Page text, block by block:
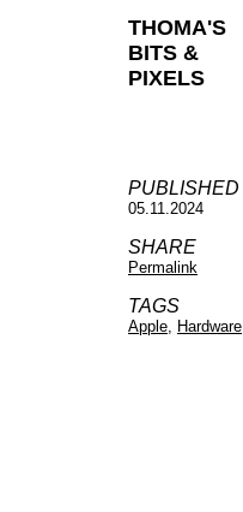
THOMA'S
BITS &
PIXELS
PUBLISHED
05.11.2024
SHARE
Permalink
TAGS
Apple, Hardware